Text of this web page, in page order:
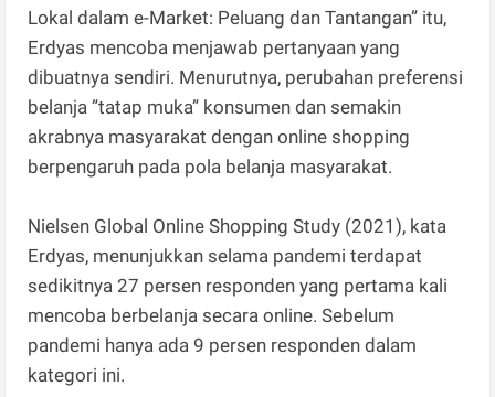
Lokal dalam e-Market: Peluang dan Tantangan” itu,
Erdyas mencoba menjawab pertanyaan yang
dibuatnya sendiri. Menurutnya, perubahan preferensi
belanja ”tatap muka” konsumen dan semakin
akrabnya masyarakat dengan online shopping
berpengaruh pada pola belanja masyarakat.
Nielsen Global Online Shopping Study (2021), kata
Erdyas, menunjukkan selama pandemi terdapat
sedikitnya 27 persen responden yang pertama kali
mencoba berbelanja secara online. Sebelum
pandemi hanya ada 9 persen responden dalam
kategori ini.